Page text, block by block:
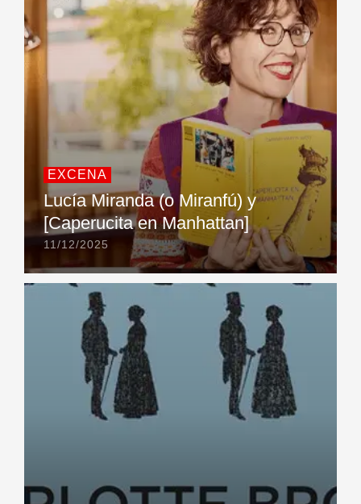
EXCENA
Lucía Miranda (o Miranfú) y
[Caperucita en Manhattan]
11/12/2025